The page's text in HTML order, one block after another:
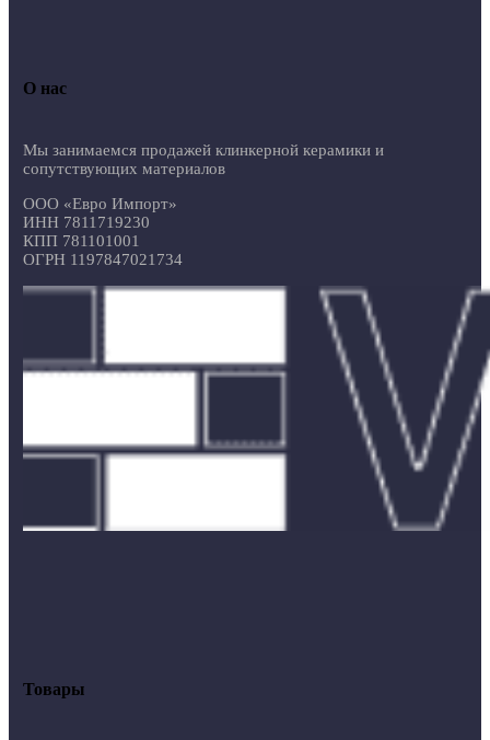
О нас
Мы занимаемся продажей клинкерной керамики и
сопутствующих материалов
ООО «Евро Импорт»
ИНН 7811719230
КПП 781101001
ОГРН 1197847021734
Товары